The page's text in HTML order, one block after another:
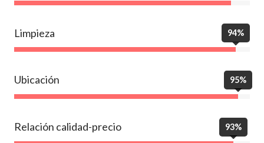
Limpieza 94%
Ubicación 95%
Relación calidad-precio 93%